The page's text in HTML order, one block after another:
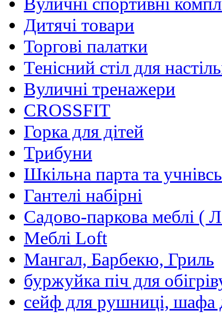
Дитячі товари
Торгові палатки
Тенісний стіл для
Вуличні тренажери
CROSSFIT
Горка для дітей
Трибуни
Шкільна парта та
Гантелі набірні
Садово-паркова меблі (
Меблі Loft
Мангал, Барбекю, Гриль
буржуйка піч для
сейф для рушниці, шафа